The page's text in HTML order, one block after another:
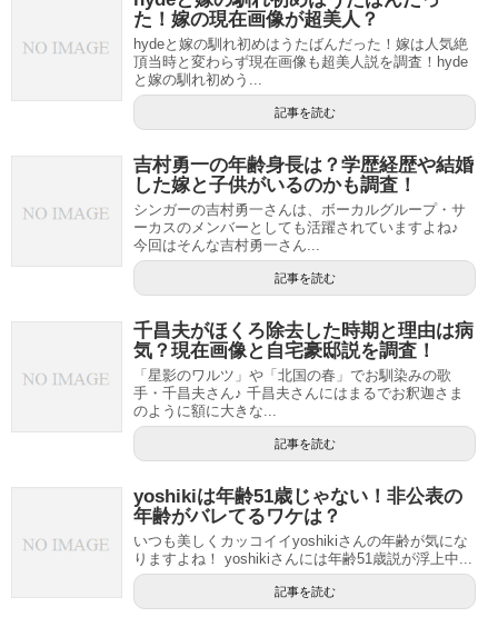
た！嫁の現在画像が超美人？
hydeと嫁の馴れ初めはうたばんだった！嫁は人気絶
頂当時と変わらず現在画像も超美人説を調査！hyde
と嫁の馴れ初めう...
記事を読む
吉村勇一の年齢身長は？学歴経歴や結婚
した嫁と子供がいるのかも調査！
シンガーの吉村勇一さんは、ボーカルグループ・サ
ーカスのメンバーとしても活躍されていますよね♪
今回はそんな吉村勇一さん...
記事を読む
千昌夫がほくろ除去した時期と理由は病
気？現在画像と自宅豪邸説を調査！
「星影のワルツ」や「北国の春」でお馴染みの歌
手・千昌夫さん♪ 千昌夫さんにはまるでお釈迦さま
のように額に大きな...
記事を読む
yoshikiは年齢51歳じゃない！非公表の
年齢がバレてるワケは？
いつも美しくカッコイイyoshikiさんの年齢が気にな
りますよね！ yoshikiさんには年齢51歳説が浮上中...
記事を読む